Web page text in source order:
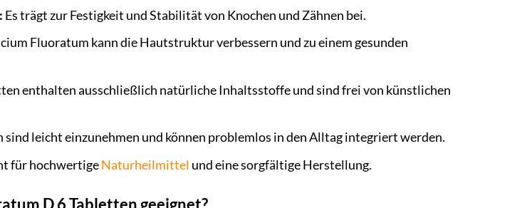
Es trägt zur Festigkeit und Stabilität von Knochen und Zähnen bei.
Fluoratum kann die Hautstruktur verbessern und zu einem gesunden
enthalten ausschließlich natürliche Inhaltsstoffe und sind frei von künstlichen
sind leicht einzunehmen und können problemlos in den Alltag integriert werden.
für hochwertigeNaturheilmittel und eine sorgfältige Herstellung.
D 6 Tabletten geeignet?